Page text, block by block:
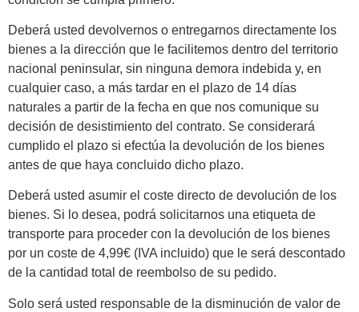
Deberá usted devolvernos o entregarnos directamente los
bienes a la dirección que le facilitemos dentro del territorio
nacional peninsular, sin ninguna demora indebida y, en
cualquier caso, a más tardar en el plazo de 14 días
naturales a partir de la fecha en que nos comunique su
decisión de desistimiento del contrato. Se considerará
cumplido el plazo si efectúa la devolución de los bienes
antes de que haya concluido dicho plazo.
Deberá usted asumir el coste directo de devolución de los
bienes. Si lo desea, podrá solicitarnos una etiqueta de
transporte para proceder con la devolución de los bienes
por un coste de 4,99€ (IVA incluido) que le será descontado
de la cantidad total de reembolso de su pedido.
Solo será usted responsable de la disminución de valor de